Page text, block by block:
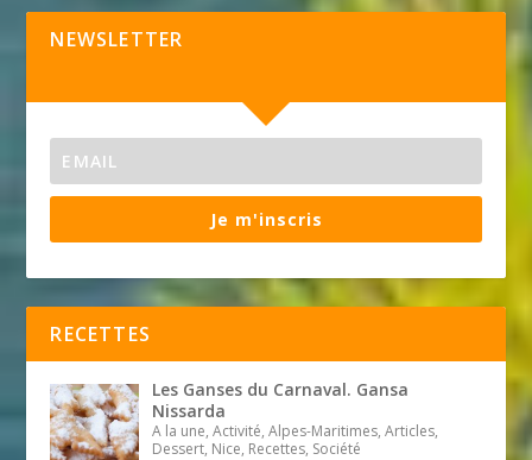
NEWSLETTER
Je m'inscris
RECETTES
Les Ganses du Carnaval. Gansa
Nissarda
A la une, Activité, Alpes-Maritimes, Articles,
Dessert, Nice, Recettes, Société